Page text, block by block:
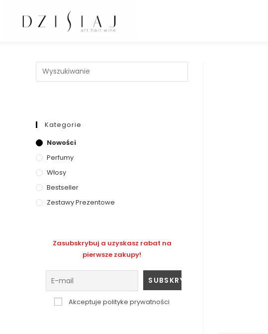
Kategorie
Nowości
Perfumy
Włosy
Bestseller
Zestawy Prezentowe
Zasubskrybuj a uzyskasz rabat na
pierwsze zakupy!
Akceptuje polityke prywatności